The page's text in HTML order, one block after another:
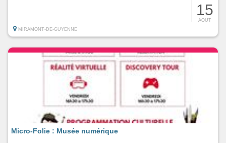
15
AOUT
MIRAMONT-DE-GUYENNE
Micro-Folie : Musée numérique